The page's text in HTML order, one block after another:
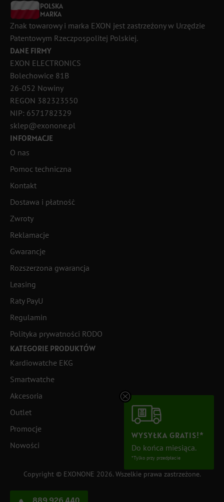
POLSKA
MARKA
Znak towarowy i marka EXON jest zastrzeżony w Urzędzie
Patentowym Rzeczpospolitej Polskiej.
DANE FIRMY
EXON ELECTRONICS
Bolechowice 81B
26-052 Nowiny
REGON 382323550
NIP: 6571782329
sklep@exonone.pl
INFORMACJE
O nas
Pomoc techniczna
Kontakt
Dostawa i płatność
Zwroty
Reklamacje
Gwarancje
Rozszerzona gwarancja
Leasing
Raty PayU
Regulamin
Polityka prywatności RODO
KATEGORIE PRODUKTÓW
Kardiowatche EKG
Smartwatche
Akcesoria
Outlet
Promocje
Nowości
Copyright © EXONONE 2026. Wszelkie prawa zastrzeżone.
WYSYŁKA GRATIS!*
Do końca miesiąca.
*Tylko przy przedpłacie
889 926 440